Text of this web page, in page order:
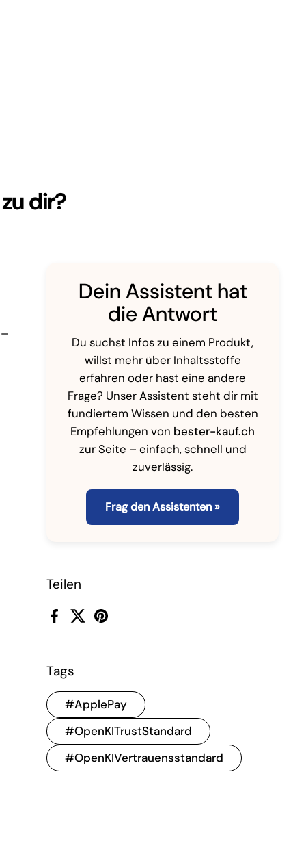
dir?
Dein Assistent hat
die Antwort
Du suchst Infos zu einem Produkt,
willst mehr über Inhaltsstoffe
erfahren oder hast eine andere
Frage? Unser Assistent steht dir mit
fundiertem Wissen und den besten
Empfehlungen von bester-kauf.ch
zur Seite – einfach, schnell und
zuverlässig.
Frag den Assistenten »
Teilen
Facebook
X (Twitter)
Pinterest
Tags
#ApplePay
#OpenKITrustStandard
#OpenKIVertrauensstandard